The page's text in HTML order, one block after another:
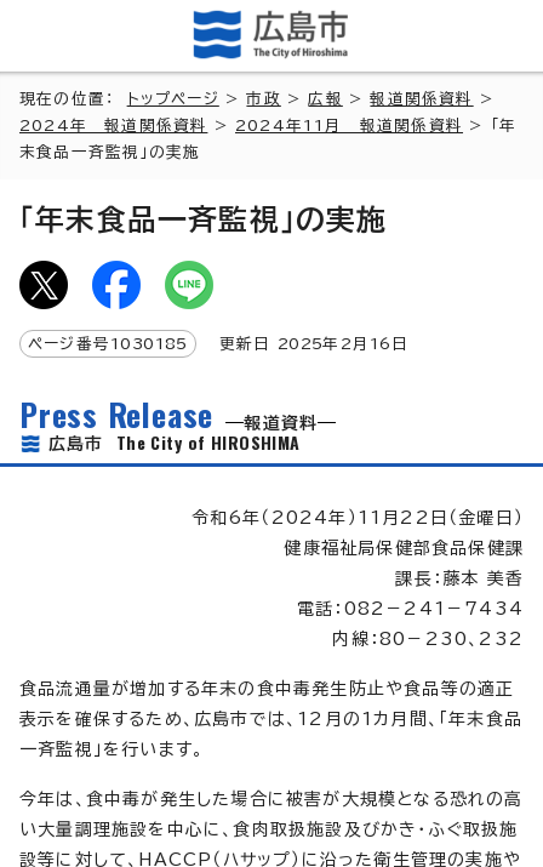
現在の位置： トップページ >市政 >広報 >報道関係資料
>
2024年 報道関係資料
> 2024年11月 報道関係資料
> 「年
末食品一斉監視」の実施
「年末食品一斉監視」の実施
ページ番号 1030185 更新日 2025年2月 16 日
Press Release
報道資料
広島市 The City of HIROSHIMA
令和6年（2024年）11月22日（金曜日）
健康福祉局保健部食品保健課
課長：藤本 美香
電話：082－241－7434
内線：80－230、232
食品流通量が増加する年末の食中毒発生防止や食品等の適正
表示を確保するため、広島市では、12月の1カ月間、「年末食品
一斉監視」を行います。
今年は、食中毒が発生した場合に被害が大規模となる恐れの高
い大量調理施設を中心に、食肉取扱施設及びかき・ふぐ取扱施
設等に対して、HACCP（ハサップ）に沿った衛生管理の実施や